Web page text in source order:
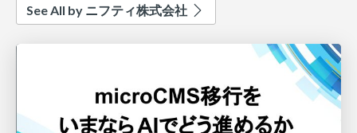
See All by ニフティ株式会社